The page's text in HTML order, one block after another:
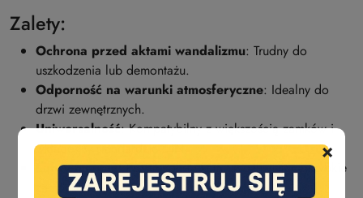
×
Zalety:
Ochrona przed aktami wandalizmu: Trudny do
uszkodzenia lub demontażu.
Odporność na warunki atmosferyczne: Idealny do
drzwi zewnętrznych.
Uniwersalność: Kompatybilny z większością zamków i
wkładek w standardzie DIN.
Łatwy montaż: Prosta konstrukcja umożliwiająca szybkie
zamocowanie.